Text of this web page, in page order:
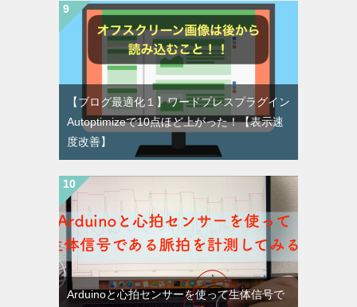
【ブログ最適化１】ワードプレスプラグイン
Autoptimizeで10点ほど上がった！【表示速
度改善】
Arduinoと心拍センサーを使って生体信号で